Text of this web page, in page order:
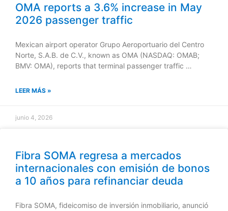
OMA reports a 3.6% increase in May
2026 passenger traffic
Mexican airport operator Grupo Aeroportuario del Centro
Norte, S.A.B. de C.V., known as OMA (NASDAQ: OMAB;
BMV: OMA), reports that terminal passenger traffic …
LEER MÁS »
junio 4, 2026
Fibra SOMA regresa a mercados
internacionales con emisión de bonos
a 10 años para refinanciar deuda
Fibra SOMA, fideicomiso de inversión inmobiliario, anunció